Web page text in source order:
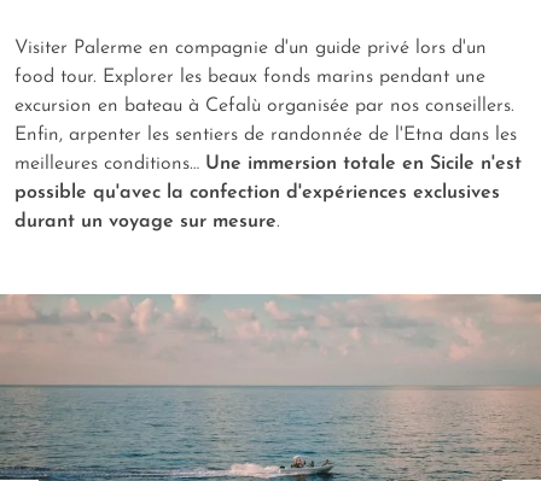
Visiter Palerme en compagnie d'un guide privé lors d'un
food tour. Explorer les beaux fonds marins pendant une
excursion en bateau à Cefalù organisée par nos conseillers.
Enfin, arpenter les sentiers de randonnée de l'Etna dans les
meilleures conditions… Une immersion totale en Sicile n'est
possible qu'avec la confection d'expériences exclusives
durant un voyage sur mesure.